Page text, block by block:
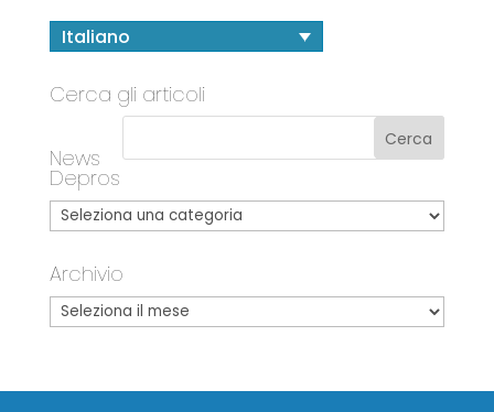
Italiano
Cerca gli articoli
News
Depros
Archivio